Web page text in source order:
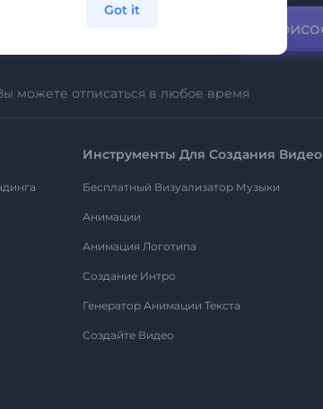
можете отписаться в любое время
Инструменты Для Создания Видео
Бесплатный Визуализатор Музыки
Анимации
Анимация Логотипа
Создание Интро
Генератор Анимации Текста
Создайте Видео
Got it